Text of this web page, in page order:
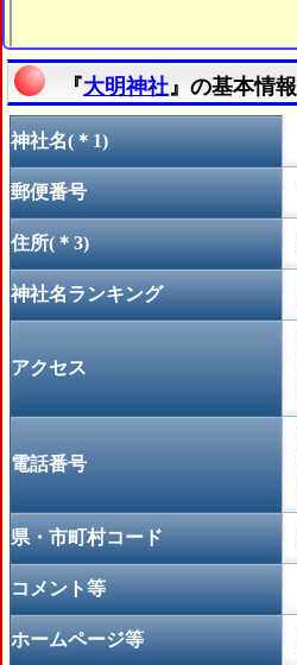
『大明神社 』の基本情報
神社名(＊1)
郵便番号
住所(＊3)
神社名ランキング
アクセス
電話番号
県・市町村コード
コメント等
ホームページ等